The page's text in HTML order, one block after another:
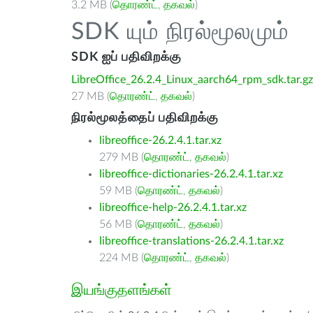
3.2 MB (தொரண்ட் , தகவல்)
SDK யும் நிரல்மூலமும்
SDK ஐப் பதிவிறக்கு
LibreOffice_26.2.4_Linux_aarch64_rpm_sdk.tar.gz
27 MB (தொரண்ட் , தகவல்)
நிரல்மூலத்தைப் பதிவிறக்கு
libreoffice-26.2.4.1.tar.xz
279 MB (தொரண்ட் , தகவல்)
libreoffice-dictionaries-26.2.4.1.tar.xz
59 MB (தொரண்ட் , தகவல்)
libreoffice-help-26.2.4.1.tar.xz
56 MB (தொரண்ட் , தகவல்)
libreoffice-translations-26.2.4.1.tar.xz
224 MB (தொரண்ட் , தகவல்)
இயங்குதளங்கள்